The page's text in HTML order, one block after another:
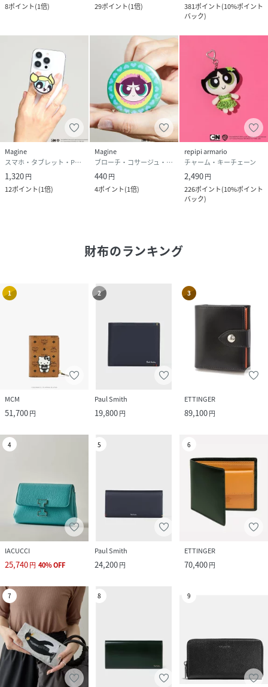
8ポイント(1倍)
29ポイント(1倍)
381ポイント(10%ポイント
バック)
Magine
スマホ・タブレット・PCケース/カバー
1,320円
12ポイント(1倍)
Magine
ブローチ・コサージュ・バッジ
440円
4ポイント(1倍)
repipi armario
チャーム・キーチェーン
2,490円
226ポイント(10%ポイント
バック)
財布のランキング
1
MCM
51,700円
2
Paul Smith
19,800円
3
ETTINGER
89,100円
4
IACUCCI
25,740円 40%OFF
5
Paul Smith
24,200円
6
ETTINGER
70,400円
7 8 9